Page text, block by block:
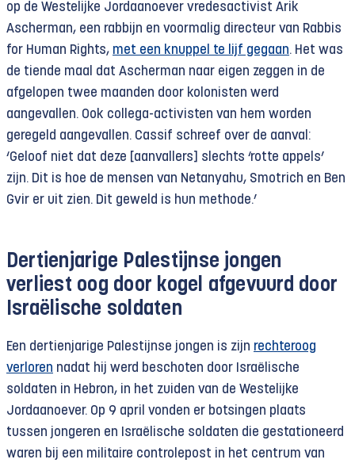
op de Westelijke Jordaanoever vredesactivist Arik
Ascherman, een rabbijn en voormalig directeur van Rabbis
for Human Rights, met een knuppel te lijf gegaan. Het was
de tiende maal dat Ascherman naar eigen zeggen in de
afgelopen twee maanden door kolonisten werd
aangevallen. Ook collega-activisten van hem worden
geregeld aangevallen. Cassif schreef over de aanval:
‘Geloof niet dat deze [aanvallers] slechts ‘rotte appels’
zijn. Dit is hoe de mensen van Netanyahu, Smotrich en Ben
Gvir er uit zien. Dit geweld is hun methode.’
Dertienjarige Palestijnse jongen
verliest oog door kogel afgevuurd door
Israëlische soldaten
Een dertienjarige Palestijnse jongen is zijn rechteroog
verloren nadat hij werd beschoten door Israëlische
soldaten in Hebron, in het zuiden van de Westelijke
Jordaanoever. Op 9 april vonden er botsingen plaats
tussen jongeren en Israëlische soldaten die gestationeerd
waren bij een militaire controlepost in het centrum van